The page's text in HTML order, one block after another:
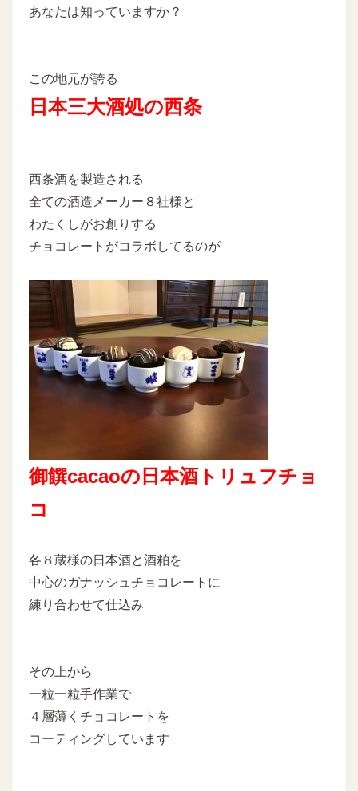
あなたは知っていますか？
この地元が誇る
日本三大酒処の西条
西条酒を製造される
全ての酒造メーカー８社様と
わたくしがお創りする
チョコレートがコラボしてるのが
御饌cacaoの日本酒トリュフチョ
コ
各８蔵様の日本酒と酒粕を
中心のガナッシュチョコレートに
練り合わせて仕込み
その上から
一粒一粒手作業で
４層薄くチョコレートを
コーティングしています